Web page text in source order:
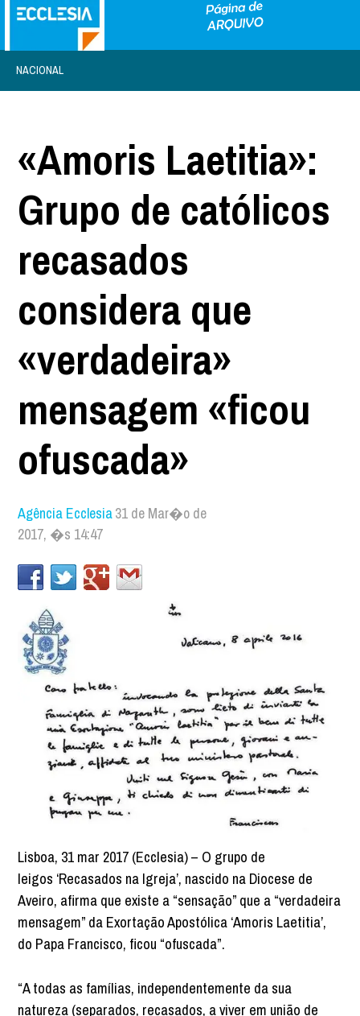
NACIONAL
«Amoris Laetitia»:
Grupo de católicos
recasados
considera que
«verdadeira»
mensagem «ficou
ofuscada»
Agência Ecclesia31 de Mar�o de
2017, �s 14:47
Lisboa, 31 mar 2017 (Ecclesia) – O grupo de
leigos ‘Recasados na Igreja’, nascido na Diocese de
Aveiro, afirma que existe a “sensação” que a “verdadeira
mensagem” da Exortação Apostólica ‘Amoris Laetitia’,
do Papa Francisco, ficou “ofuscada”.
“A todas as famílias, independentemente da sua
natureza (separados, recasados, a viver em união de